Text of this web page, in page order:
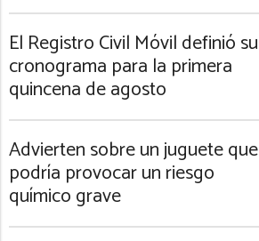
El Registro Civil Móvil definió su
cronograma para la primera
quincena de agosto
Advierten sobre un juguete que
podría provocar un riesgo
químico grave